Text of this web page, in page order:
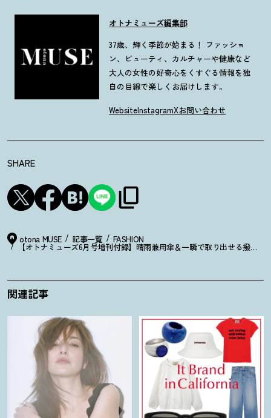
オトナミューズ編集部
37歳、輝く季節が始まる！ ファッショ
ン、ビューティ、カルチャーや健康など
大人の女性の好奇心をくすぐる情報を独
自の目線で楽しくお届けします。
WebsiteInstagramXお問い合わせ
SHARE
otona MUSE 記事一覧 FASHION
【オトナミューズ6月号増刊付録】晴雨兼用傘＆一瞬で取り出せる撥水ポ
関連記事